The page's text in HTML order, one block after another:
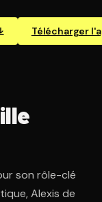
Télécharger
son rôle-clé
Alexis de